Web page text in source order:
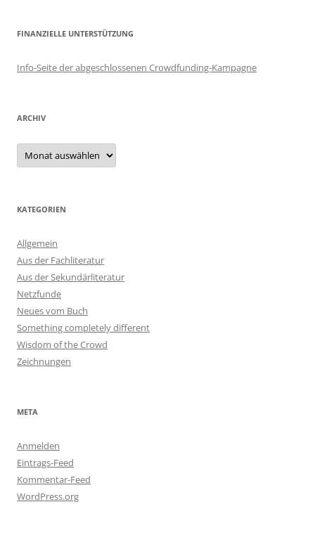
FINANZIELLE UNTERSTÜTZUNG
Info-Seite der abgeschlossenen Crowdfunding-Kampagne
ARCHIV
Archiv
KATEGORIEN
Allgemein
Aus der Fachliteratur
Aus der Sekundärliteratur
Netzfunde
Neues vom Buch
Something completely different
Wisdom of the Crowd
Zeichnungen
META
Anmelden
Eintrags-Feed
Kommentar-Feed
WordPress.org